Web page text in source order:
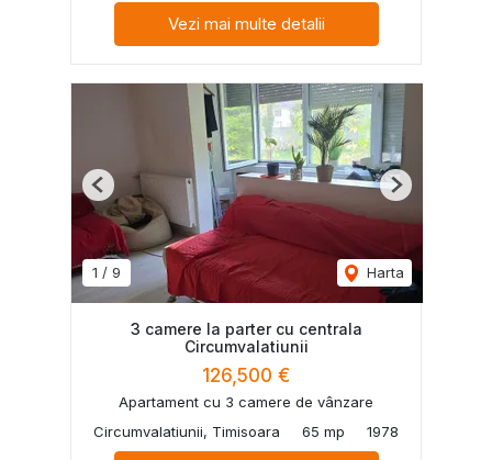
Vezi mai multe detalii
1 / 9 Harta
Previous Next
3 camere la parter cu centrala
Circumvalatiunii
126,500 €
Apartament cu 3 camere de vânzare
Circumvalatiunii, Timisoara
65 mp 1978